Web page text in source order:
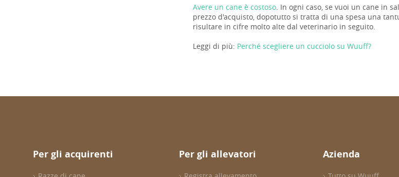
Avere un cane è costoso. In ogni caso, se vuoi un cane in
prezzo d'acquisto, dopotutto si tratta di una spesa una
risultare in cifre molto alte dal veterinario in seguito.
Leggi di più: Perché scegliere un cucciolo su Wuuff?
Per gli acquirenti Per gli allevatori Azienda